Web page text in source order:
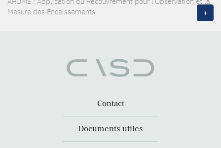
Mesure des Encaissements
+
Contact
Documents utiles